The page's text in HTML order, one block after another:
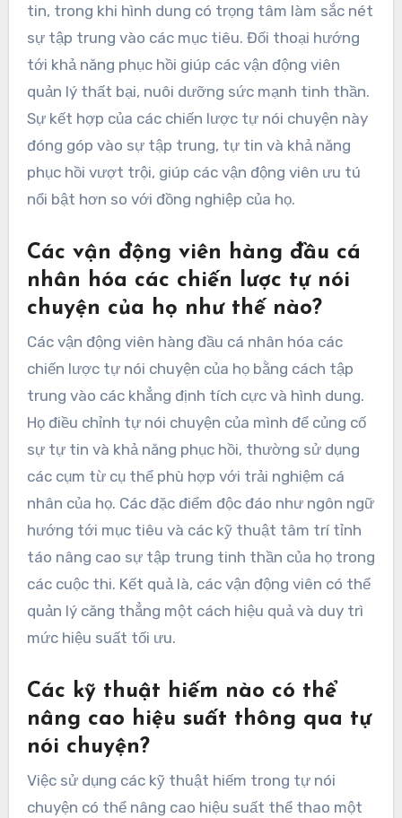
tin, trong khi hình dung có trọng tâm làm sắc nét
sự tập trung vào các mục tiêu. Đối thoại hướng
tới khả năng phục hồi giúp các vận động viên
quản lý thất bại, nuôi dưỡng sức mạnh tinh thần.
Sự kết hợp của các chiến lược tự nói chuyện này
đóng góp vào sự tập trung, tự tin và khả năng
phục hồi vượt trội, giúp các vận động viên ưu tú
nổi bật hơn so với đồng nghiệp của họ.
Các vận động viên hàng đầu cá
nhân hóa các chiến lược tự nói
chuyện của họ như thế nào?
Các vận động viên hàng đầu cá nhân hóa các
chiến lược tự nói chuyện của họ bằng cách tập
trung vào các khẳng định tích cực và hình dung.
Họ điều chỉnh tự nói chuyện của mình để củng cố
sự tự tin và khả năng phục hồi, thường sử dụng
các cụm từ cụ thể phù hợp với trải nghiệm cá
nhân của họ. Các đặc điểm độc đáo như ngôn ngữ
hướng tới mục tiêu và các kỹ thuật tâm trí tỉnh
táo nâng cao sự tập trung tinh thần của họ trong
các cuộc thi. Kết quả là, các vận động viên có thể
quản lý căng thẳng một cách hiệu quả và duy trì
mức hiệu suất tối ưu.
Các kỹ thuật hiếm nào có thể
nâng cao hiệu suất thông qua tự
nói chuyện?
Việc sử dụng các kỹ thuật hiếm trong tự nói
chuyện có thể nâng cao hiệu suất thể thao một